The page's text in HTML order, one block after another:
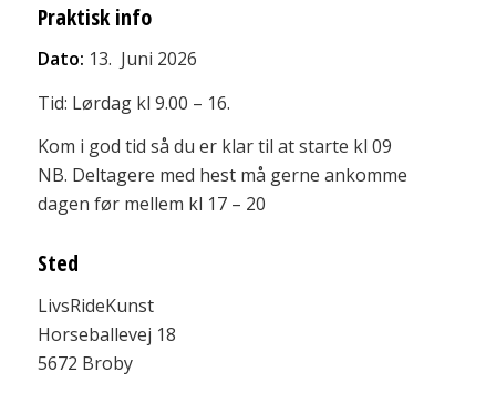
Praktisk info
Dato: 13. Juni 2026
Tid: Lørdag kl 9.00 – 16.
Kom i god tid så du er klar til at starte kl 09
NB. Deltagere med hest må gerne ankomme
dagen før mellem kl 17 – 20
Sted
LivsRideKunst
Horseballevej 18
5672 Broby